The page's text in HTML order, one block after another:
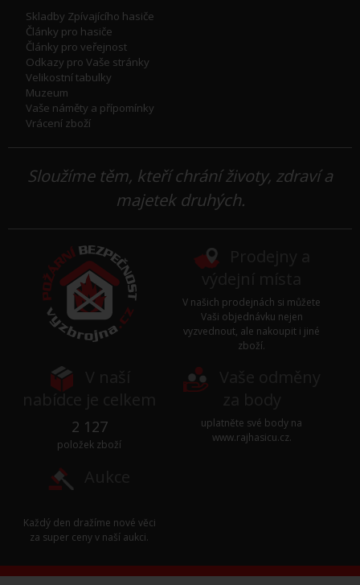
Skladby Zpívajícího hasiče
Články pro hasiče
Články pro veřejnost
Odkazy pro Vaše stránky
Velikostní tabulky
Muzeum
Vaše náměty a přípomínky
Vrácení zboží
Sloužíme těm, kteří chrání životy, zdraví a
majetek druhých.
V našich prodejnách si můžete
Vaši objednávku nejen
vyzvednout, ale nakoupit i jiné
zboží.
2 127
položek zboží
uplatněte své body na
www.rajhasicu.cz.
Každý den dražíme nové věci
za super ceny v naší aukci.